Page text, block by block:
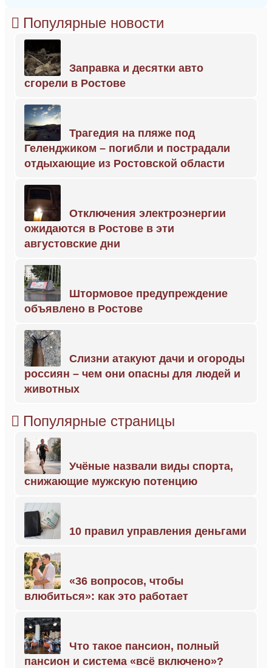
Популярные новости
Заправка и десятки авто
сгорели в Ростове
Трагедия на пляже под
Геленджиком – погибли и пострадали
отдыхающие из Ростовской области
Отключения электроэнергии
ожидаются в Ростове в эти
августовские дни
Штормовое предупреждение
объявлено в Ростове
Слизни атакуют дачи и огороды
россиян – чем они опасны для людей и
животных
Популярные страницы
Учёные назвали виды спорта,
снижающие мужскую потенцию
10 правил управления деньгами
«36 вопросов, чтобы
влюбиться»: как это работает
Что такое пансион, полный
пансион и система «всё включено»?